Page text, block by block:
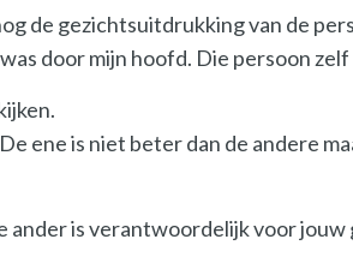
de gezichtsuitdrukking van de
door mijn hoofd. Die persoon
ene is niet beter dan de andere
is verantwoordelijk voor